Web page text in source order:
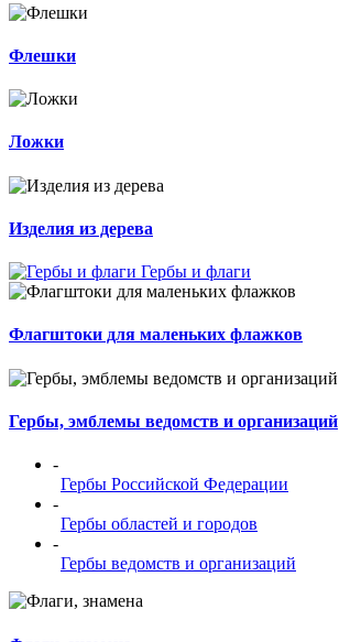
Флешки
Ложки
Изделия из дерева
Гербы и флаги
Флагштоки для маленьких флажков
Гербы, эмблемы ведомств и организаций
-
Гербы Российской Федерации
-
Гербы областей и городов
-
Гербы ведомств и организаций